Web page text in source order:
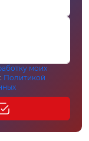
моих
Политикой